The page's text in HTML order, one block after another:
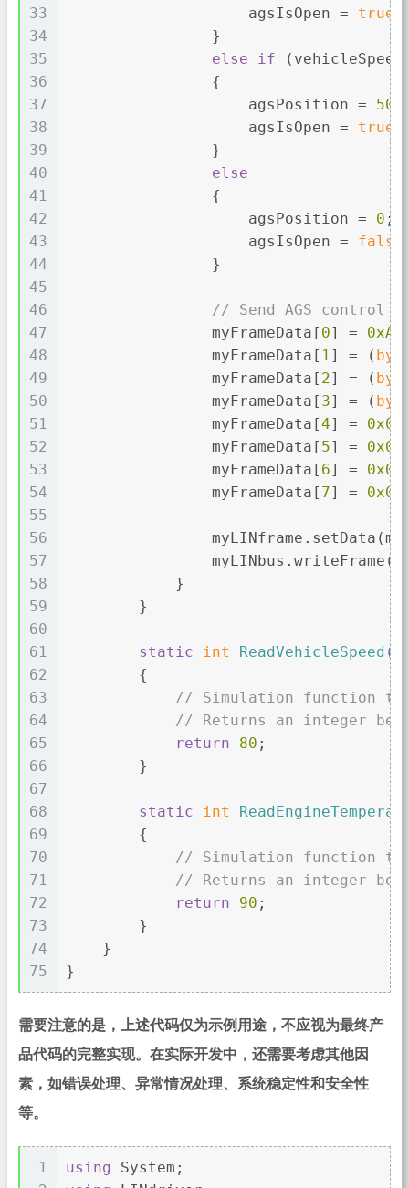
33
34
35
36
37
38
39
40
41
42
43
44
45
46
47
48
49
50
51
52
53
54
55
56
57
58
59
60
61
62
63
64
65
66
67
68
69
70
71
72
73
74
75
agsIsOpen = true
}
else
if
{
agsPosition = 50
agsIsOpen = true
}
else
{
agsPosition = 0 ;
agsIsOpen = false
}
// Send AGS control
myFrameData[ 0] = 0xA0
myFrameData[ 1] = (
myFrameData[ 2] = (
myFrameData[ 3] = (
myFrameData[4] = 0x00
myFrameData[ 5] = 0x00
myFrameData[ 6] = 0x00
myFrameData[ 7] = 0x00
}
}
static int ReadVehicleSpeed ()
{
// Simulation function to
// Returns an integer
return
80 ;
}
static int
{
// Simulation function to
// Returns an integer
return
90 ;
}
}
}
需要注意的是，上述代码仅为示例用途，不应视为最终产
品代码的完整实现。在实际开发中，还需要考虑其他因
素，如错误处理、异常情况处理、系统稳定性和安全性
等。
1
using
System;